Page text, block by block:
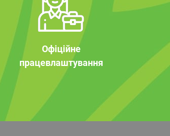
Офіційне
працевлаштування